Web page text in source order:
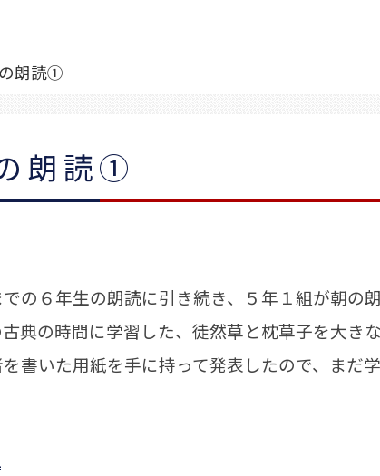
朗読①
朗読①
の６年生の朗読に引き続き、５年１組が朝の朗
典の時間に学習した、徒然草と枕草子を大き
書いた用紙を手に持って発表したので、まだ